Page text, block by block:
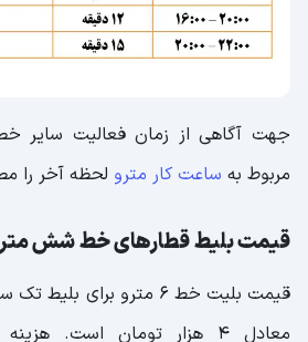
جهت آگاهی از زمان فعالیت سایر
مربوط به ساعت کار مترو لحظه آخر را
قیمت بلیط قطارهای خط شش
معادل 4 هزار تومان است.